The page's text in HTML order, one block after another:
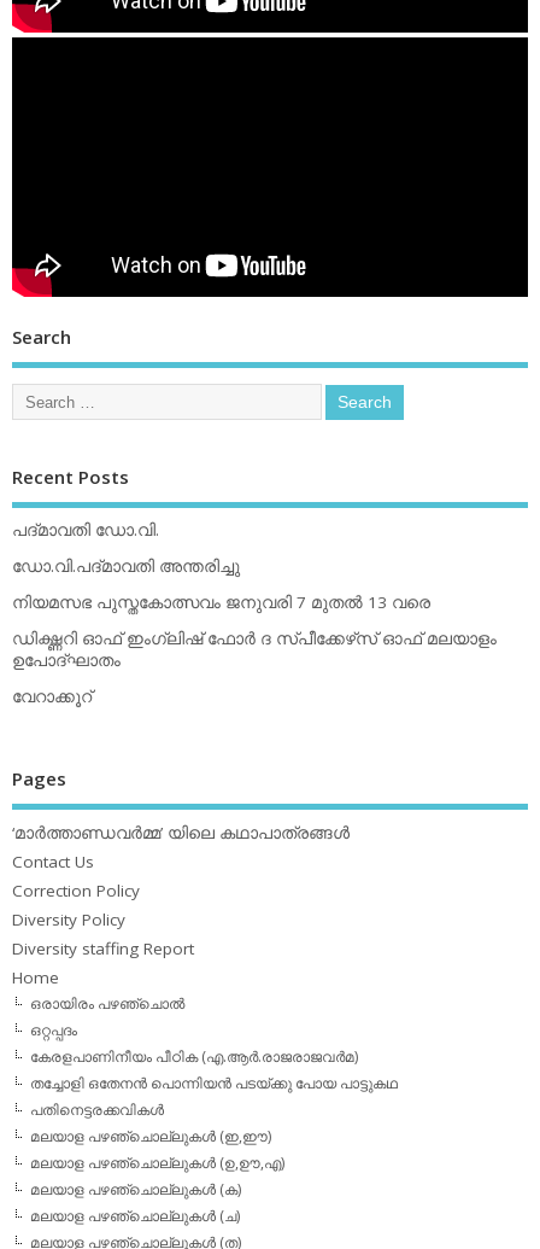
Search
Recent Posts
പദ്മാവതി ഡോ.വി.
ഡോ.വി.പദ്മാവതി അന്തരിച്ചു
നിയമസഭ പുസ്തകോത്സവം ജനുവരി 7 മുതല്‍ 13 വരെ
ഡിക്ഷ്ണറി ഓഫ് ഇംഗ്ലിഷ് ഫോര്‍ ദ സ്പീക്കേഴ്‌സ് ഓഫ് മലയാളം
ഉപോദ്ഘാതം
വേറാക്കൂറ്
Pages
‘മാര്‍ത്താണ്ഡവര്‍മ്മ’ യിലെ കഥാപാത്രങ്ങള്‍
Contact Us
Correction Policy
Diversity Policy
Diversity staffing Report
Home
ഒരായിരം പഴഞ്ചൊല്‍
ഒറ്റപ്പദം
കേരളപാണിനീയം പീഠിക (എ.ആര്‍.രാജരാജവര്‍മ)
തച്ചോളി ഒതേനൻ പൊന്നിയൻ പടയ്‌ക്കു പോയ പാട്ടുകഥ
പതിനെട്ടരക്കവികള്‍
മലയാള പഴഞ്ചൊല്ലുകള്‍ (ഇ,ഈ)
മലയാള പഴഞ്ചൊല്ലുകള്‍ (ഉ,ഊ,എ)
മലയാള പഴഞ്ചൊല്ലുകള്‍ (ക)
മലയാള പഴഞ്ചൊല്ലുകള്‍ (ച)
മലയാള പഴഞ്ചൊല്ലുകള്‍ (ത)